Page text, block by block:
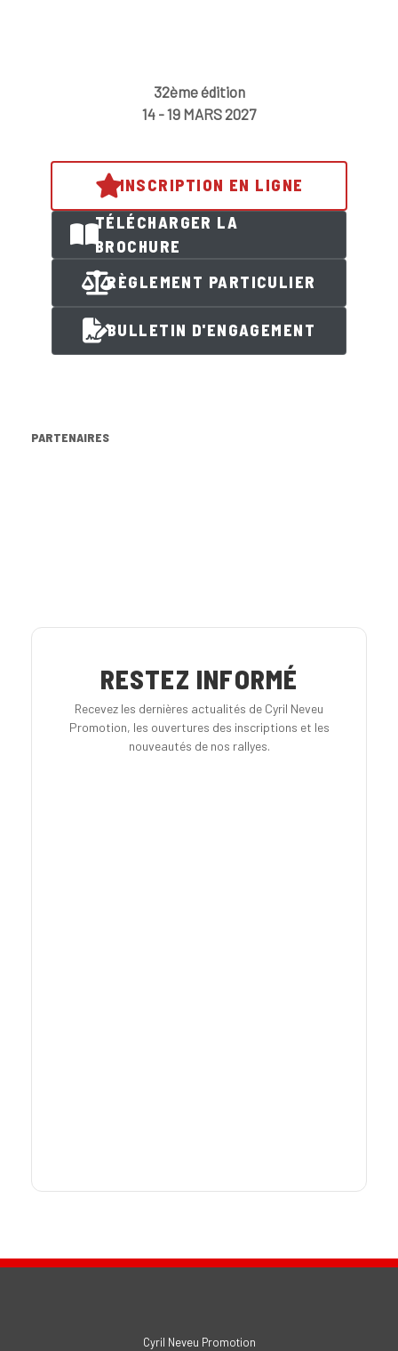
32ème édition
14 - 19 MARS 2027
INSCRIPTION EN LIGNE
TÉLÉCHARGER LA
BROCHURE
RÈGLEMENT PARTICULIER
BULLETIN D'ENGAGEMENT
PARTENAIRES
RESTEZ INFORMÉ
Recevez les dernières actualités de Cyril Neveu
Promotion, les ouvertures des inscriptions et les
nouveautés de nos rallyes.
Cyril Neveu Promotion